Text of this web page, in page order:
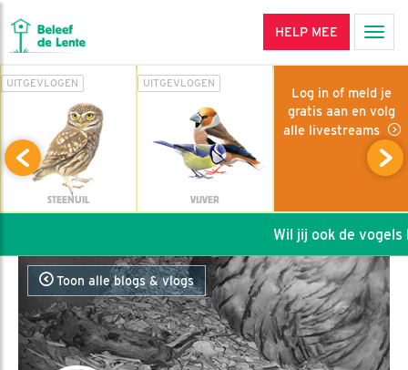
HELP MEE
UITGEVLOGEN
STEENUIL
UITGEVLOGEN
VIJVER
Log in of meld je
gratis aan en volg
alle livestreams
Wil jij ook de vogels
Toon alle blogs & vlogs